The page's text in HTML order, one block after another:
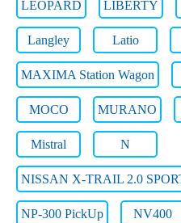
LEOPARD LIBERTY
Langley Latio
MAXIMA Station Wagon
MOCO MURANO
Mistral N
NISSAN X-TRAIL 2.0
NP-300 PickUp NV400